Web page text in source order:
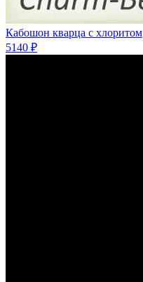
Кабошон кварца с хлоритом
5140 ₽